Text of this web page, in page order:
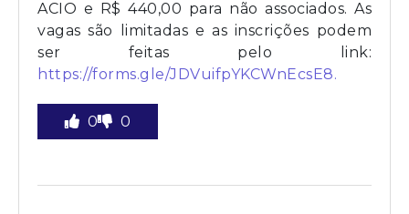
ACIO e R$ 440,00 para não associados. As
vagas são limitadas e as inscrições podem
ser feitas pelo link:
https://forms.gle/JDVuifpYKCWnEcsE8.
0 0